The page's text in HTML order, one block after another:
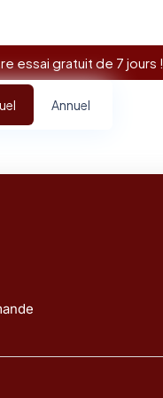
essai gratuit de 7 jours !
Annuel